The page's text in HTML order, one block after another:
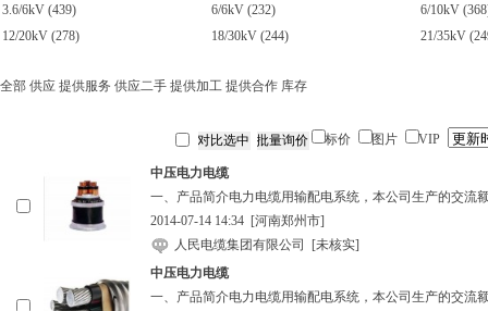
3.6/6kV (439) 6/6kV (232) 6/10kV
12/20kV (278) 18/30kV (244) 21/35kV
全部 供应 提供服务 供应二手 提供加工 提供合作 库存
标价 图片 VIP
中压电力电缆
一、产品简介电力电缆用输配电系统，本公司生产的交流
2014-07-14 14:34 [河南郑州市]
人民电缆集团有限公司
[未核实]
中压电力电缆
一、产品简介电力电缆用输配电系统，本公司生产的交流